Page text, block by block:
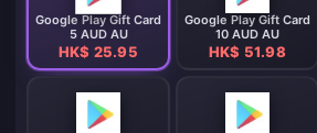
Google Play Gift Card
5 AUD AU
HK$ 25.95
Google Play Gift Card
10 AUD AU
HK$ 51.98